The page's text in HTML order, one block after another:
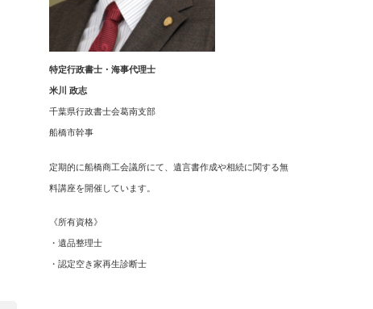
特定行政書士・海事代理士
米川 政志
千葉県行政書士会葛南支部
船橋市幹事
定期的に船橋商工会議所にて、遺言書作成や相続に関する無
料講座を開催しています。
《所有資格》
・遺品整理士
・認定空き家再生診断士